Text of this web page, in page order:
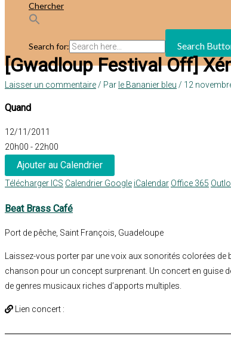
Chercher
Search for: Search
[Gwadloup Festival Off]
Laisser un commentaire / Par le Bananier bleu / 12
Quand
12/11/2011
20h00 - 22h00
Ajouter au Calendrier
Télécharger ICS Calendrier Google iCalendar Office 365
Beat Brass Café
Port de pêche, Saint François, Guadeloupe
Laissez-vous porter par une voix aux sonorités colorées de
chanson pour un concept surprenant. Un concert en guise
de genres musicaux riches d’apports multiples.
Lien concert :